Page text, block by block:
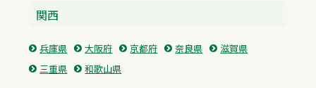
関西
兵庫県 大阪府 京都府 奈良県
滋賀県
三重県
和歌山県